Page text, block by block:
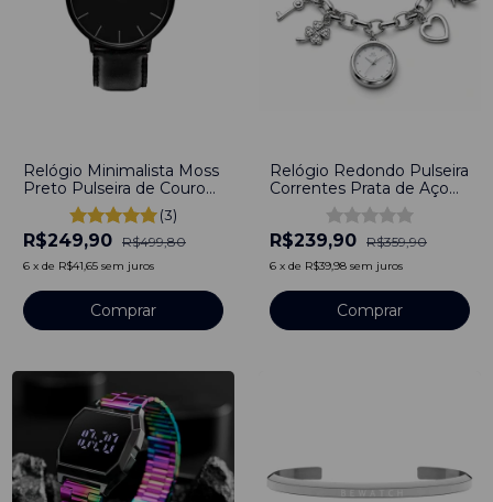
Relógio Minimalista Moss
Preto Pulseira de Couro
Preto 40mm Aço
Inoxidável banhado a
titânio
(3)
R$249,90 R$499,80
6 x de R$41,65 sem juros
Comprar
Relógio Redondo Pulseira
Correntes Prata de Aço
Inoxidável
R$239,90 R$359,90
6 x de R$39,98 sem juros
Comprar